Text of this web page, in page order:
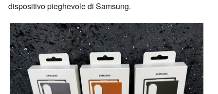
dispositivo pieghevole di Samsung.